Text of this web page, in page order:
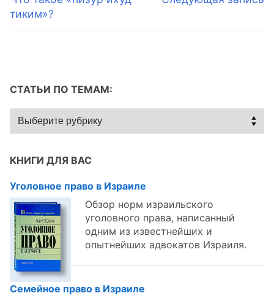
записям
запись:
тиким»?
СТАТЬИ ПО ТЕМАМ:
Статьи
по
КНИГИ ДЛЯ ВАС
Уголовное право в Израиле
Обзор норм израильского
уголовного права, написанный
одним из известнейших и
опытнейших адвокатов Израиля.
Семейное право в Израиле